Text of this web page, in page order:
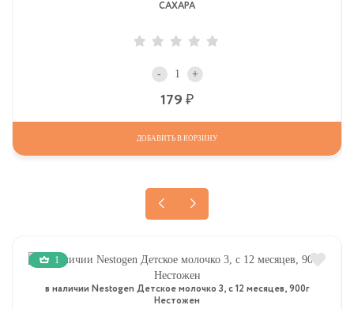
САХАРА
- +
179
ДОБАВИТЬ В КОРЗИНУ
1
в наличии Nestogen Детское молочко 3, c 12 месяцев, 900г
Нестожен